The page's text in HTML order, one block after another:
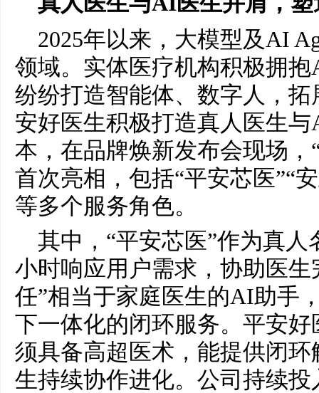
2025年以来，大模型及AI
领域。实体医疗机构积极拥
纷纷打造智能体、数字人，
安好医生积极打造真人医生
本，在品牌焕新发布会现场，
首次亮相，包括“平安芯医”“
等多个服务角色。
其中，“平安芯医”作为真
小时响应用户需求，协助医
任”相当于家庭医生的AI助手
下一体化的闭环服务。平安
须具备高超医术，能提供闭
生持续协作进化。公司持续